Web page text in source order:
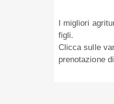
I migliori
figli.
Clicca sulle
prenotazione